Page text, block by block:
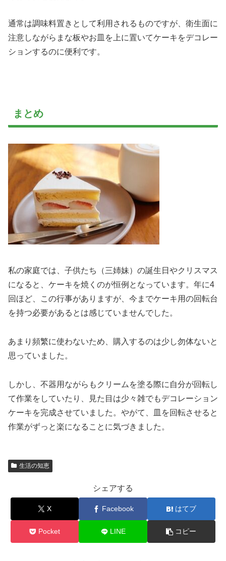
通常は調味料置きとして利用されるものですが、衛生面に
注意しながらまな板やお皿を上に置いてケーキをデコレー
ションするのに便利です。
まとめ
私の家庭では、子供たち（三姉妹）の誕生日やクリスマス
になると、ケーキを焼くのが恒例となっています。年に4
回ほど、この行事がありますが、今までケーキ用の回転台
を持つ必要があるとは感じていませんでした。
あまり頻繁に使わないため、購入するのは少し勿体ないと
思っていました。
しかし、不器用ながらもクリームを塗る際に自分が回転し
て作業をしていたり、見た目は少々雑でもデコレーション
ケーキを完成させていました。やがて、皿を回転させると
作業がずっと楽になることに気づきました。
生活の知恵
シェアする
X Facebook はてブ
Pocket LINE コピー